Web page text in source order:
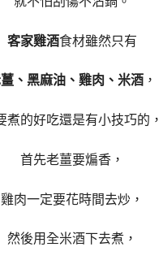
客家雞酒食材雖然只有
、黑麻油、雞肉、米酒 ，
煮的好吃還是有小技巧的，
首先老薑要煸香，
雞肉一定要花時間去炒，
然後用全米酒下去煮，